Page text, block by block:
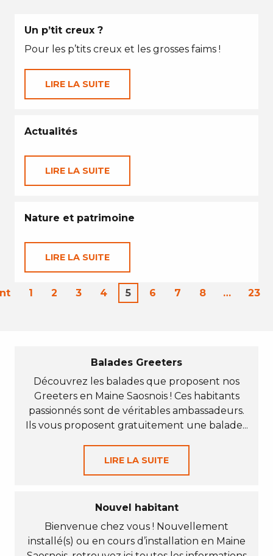
Un p’tit creux ?
Pour les p’tits creux et les grosses faims !
LIRE LA SUITE
Actualités
LIRE LA SUITE
Nature et patrimoine
LIRE LA SUITE
1 2 3 4 5 6 7 8 … 23
Balades Greeters
Découvrez les balades que proposent nos
Greeters en Maine Saosnois ! Ces habitants
passionnés sont de véritables ambassadeurs.
Ils vous proposent gratuitement une balade...
LIRE LA SUITE
Nouvel habitant
Bienvenue chez vous ! Nouvellement
installé(s) ou en cours d’installation en Maine